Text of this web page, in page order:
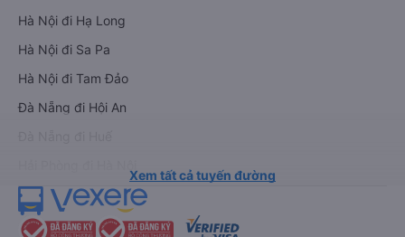
Hà Nội đi Hạ Long
Hà Nội đi Sa Pa
Hà Nội đi Tam Đảo
Đà Nẵng đi Hội An
Xem tất cả tuyến đường